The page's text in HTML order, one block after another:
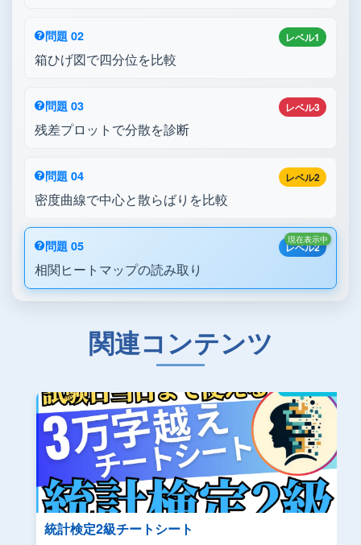
レベル1
問題 02
箱ひげ図で四分位を比較
レベル3
問題 03
残差プロットで分散を診断
レベル2
問題 04
密度曲線で中心と散らばりを比較
レベル2
問題 05
相関ヒートマップの読み取り
現在表示中
関連コンテンツ
統計検定2級チートシート